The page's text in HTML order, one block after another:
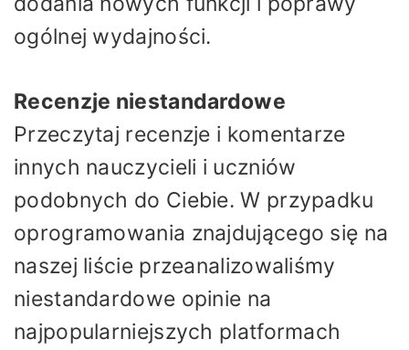
ogólnej wydajności.
Recenzje niestandardowe
Przeczytaj recenzje i komentarze
innych nauczycieli i uczniów
podobnych do Ciebie. W przypadku
oprogramowania znajdującego się na
naszej liście przeanalizowaliśmy
niestandardowe opinie na
najpopularniejszych platformach